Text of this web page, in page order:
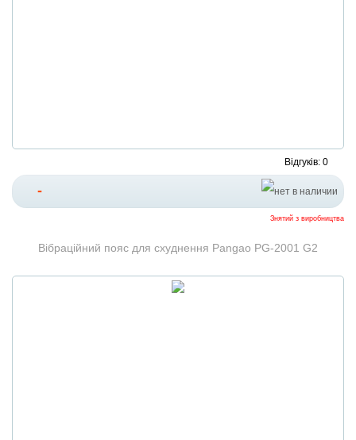
Відгуків: 0
-
Знятий з виробництва
Вібраційний пояс для схуднення Pangao PG-2001 G2